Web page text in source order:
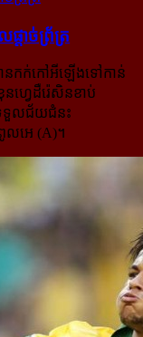
តាច់​ព្រ័ត្រ
នកក់កៅអីឡើងទៅកាន់
ខុនហ្វេដឺរ៉េសិនខាប់
ទទួលជ័យជំនះ
ពូលអេ (A)។